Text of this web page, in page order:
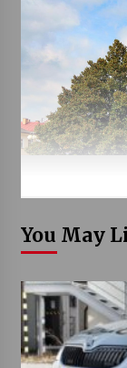
You May